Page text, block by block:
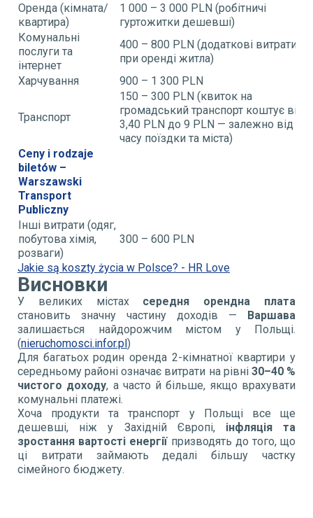
Оренда (кімната/
квартира)
1 000 – 3 000 PLN (робітничі
гуртожитки дешевші)
Комунальні
послуги та
інтернет
400 – 800 PLN (додаткові витрати
при оренді житла)
Харчування
900 – 1 300 PLN
Транспорт
150 – 300 PLN (квиток на
громадський транспорт коштує від
3,40 PLN до 9 PLN — залежно від
часу поїздки та міста)
Ceny i rodzaje
biletów –
Warszawski
Transport
Publiczny
Інші витрати (одяг,
побутова хімія,
розваги)
300 – 600 PLN
Jakie są koszty życia w Polsce? - HR Love
Висновки
У великих містах середня орендна плата
становить значну частину доходів — Варшава
залишається найдорожчим містом у Польщі.
(nieruchomosci.infor.pl)
Для багатьох родин оренда 2-кімнатної квартири у
середньому районі означає витрати на рівні 30–40 %
чистого доходу, а часто й більше, якщо врахувати
комунальні платежі.
Хоча продукти та транспорт у Польщі все ще
дешевші, ніж у Західній Європі, інфляція та
зростання вартості енергіїпризводять до того, що
ці витрати займають дедалі більшу частку
сімейного бюджету.